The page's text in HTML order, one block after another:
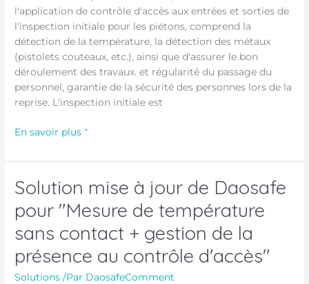
l'application de contrôle d'accès aux entrées et sorties de
l'inspection initiale pour les piétons, comprend la
détection de la température, la détection des métaux
(pistolets couteaux, etc.), ainsi que d'assurer le bon
déroulement des travaux. et régularité du passage du
personnel, garantie de la sécurité des personnes lors de la
reprise. L'inspection initiale est
Température
pour
le
Contrôle
d'Accès
d'Entrée !
En savoir plus "
Solution mise à jour de Daosafe
pour "Mesure de température
sans contact + gestion de la
présence au contrôle d'accès"
Solutions /Par DaosafeComment
Solution
à
jour
Daosafe
pour